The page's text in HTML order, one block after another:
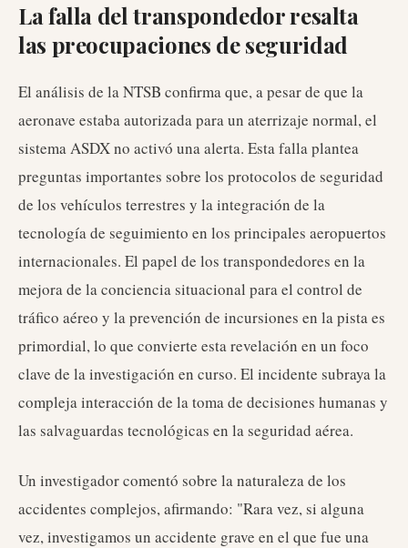
La falla del transpondedor resalta
las preocupaciones de seguridad
El análisis de la NTSB confirma que, a pesar de que la
aeronave estaba autorizada para un aterrizaje normal, el
sistema ASDX no activó una alerta. Esta falla plantea
preguntas importantes sobre los protocolos de seguridad
de los vehículos terrestres y la integración de la
tecnología de seguimiento en los principales aeropuertos
internacionales. El papel de los transpondedores en la
mejora de la conciencia situacional para el control de
tráfico aéreo y la prevención de incursiones en la pista es
primordial, lo que convierte esta revelación en un foco
clave de la investigación en curso. El incidente subraya la
compleja interacción de la toma de decisiones humanas y
las salvaguardas tecnológicas en la seguridad aérea.
Un investigador comentó sobre la naturaleza de los
accidentes complejos, afirmando: "Rara vez, si alguna
vez, investigamos un accidente grave en el que fue una